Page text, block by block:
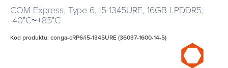
COM Express, Type 6, i5-1345URE, 16GB LPDDR5,
-40°C~+85°C
Kod produktu: conga-cRP6/i5-1345URE (36037-1600-14-5)